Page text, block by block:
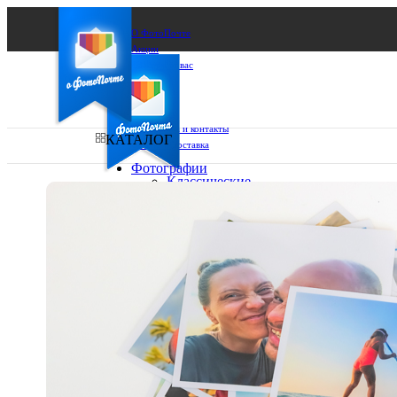
О ФотоПочте
Акции
Сделаем за вас
Бизнесу
FAQ
Франшиза
Поддержка и контакты
Оплата и доставка
Выберите из списка:
КАТАЛОГ
Фотографии
Классические
10х15
15х15
15х20
20х20
20х30
30х30
30х40
Фото
в